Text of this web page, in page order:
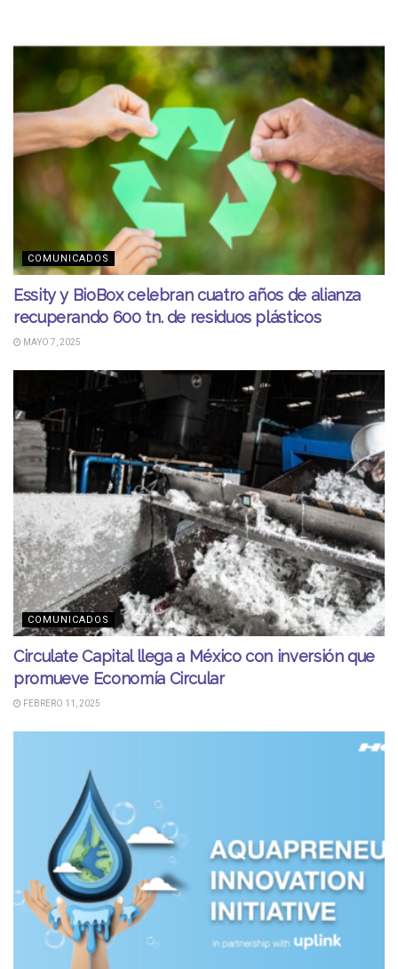
COMUNICADOS
Essity y BioBox celebran cuatro años de alianza
recuperando 600 tn. de residuos plásticos
MAYO 7, 2025
COMUNICADOS
Circulate Capital llega a México con inversión que
promueve Economía Circular
FEBRERO 11, 2025